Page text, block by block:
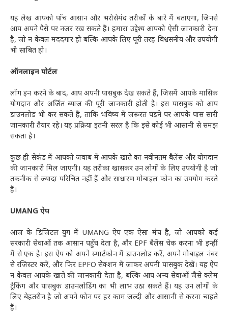
यह लेख आपको पाँच आसान और भरोसेमंद तरीकों के बारे में बताएगा, जिनसे
आप अपने पैसे पर नजर रख सकते हैं। हमारा उद्देश्य आपको ऐसी जानकारी देना
है, जो न केवल मददगार हो बल्कि आपके लिए पूरी तरह विश्वसनीय और उपयोगी
भी साबित हो।
ऑनलाइन पोर्टल
लॉग इन करने के बाद, आप अपनी पासबुक देख सकते हैं, जिसमें आपके मासिक
योगदान और अर्जित ब्याज की पूरी जानकारी होती है। इस पासबुक को आप
डाउनलोड भी कर सकते हैं, ताकि भविष्य में जरूरत पड़ने पर आपके पास सारी
जानकारी तैयार रहे। यह प्रक्रिया इतनी सरल है कि इसे कोई भी आसानी से समझ
सकता है।
कुछ ही सेकंड में आपको जवाब में आपके खाते का नवीनतम बैलेंस और योगदान
की जानकारी मिल जाएगी। यह तरीका खासकर उन लोगों के लिए उपयोगी है जो
तकनीक से ज्यादा परिचित नहीं हैं और साधारण मोबाइल फोन का उपयोग करते
हैं।
UMANG ऐप
आज के डिजिटल युग में UMANG ऐप एक ऐसा मंच है, जो आपको कई
सरकारी सेवाओं तक आसान पहुँच देता है, और EPF बैलेंस चेक करना भी इन्हीं
में से एक है। इस ऐप को अपने स्मार्टफोन में डाउनलोड करें, अपने मोबाइल नंबर
से रजिस्टर करें, और फिर EPFO सेक्शन में जाकर अपनी पासबुक देखें। यह ऐप
न केवल आपके खाते की जानकारी देता है, बल्कि आप अन्य सेवाओं जैसे क्लेम
ट्रैकिंग और पासबुक डाउनलोडिंग का भी लाभ उठा सकते हैं। यह उन लोगों के
लिए बेहतरीन है जो अपने फोन पर हर काम जल्दी और आसानी से करना चाहते
हैं।